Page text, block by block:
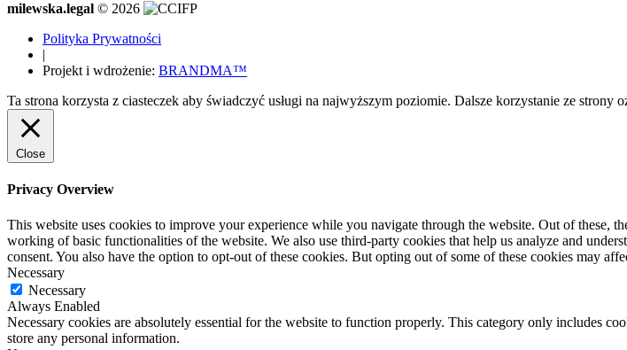
milewska.legal © 2026
Polityka Prywatności
|
Projekt i wdrożenie: BRANDMA™
Ta strona korzysta z ciasteczek aby świadczyć usługi na najwyższym poziomie. Dalsze korzystanie ze strony
Close
Privacy Overview
This website uses cookies to improve your experience while you navigate through the website. Out of these,
working of basic functionalities of the website. We also use third-party cookies that help us analyze and
consent. You also have the option to opt-out of these cookies. But opting out of some of these cookies may
Necessary
Necessary
Always Enabled
Necessary cookies are absolutely essential for the website to function properly. This category only includes
store any personal information.